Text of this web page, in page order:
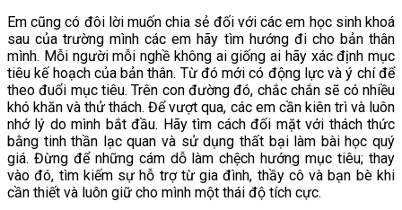
Em cũng có đôi lời muốn chia sẻ đối với các em học sinh khoá
sau của trường mình các em hãy tìm hướng đi cho bản thân
mình. Mỗi người mỗi nghề không ai giống ai hãy xác định mục
tiêu kế hoạch của bản thân. Từ đó mới có động lực và ý chí để
theo đuổi mục tiêu. Trên con đường đó, chắc chắn sẽ có nhiều
khó khăn và thử thách. Để vượt qua, các em cần kiên trì và luôn
nhớ lý do mình bắt đầu. Hãy tìm cách đối mặt với thách thức
bằng tinh thần lạc quan và sử dụng thất bại làm bài học quý
giá. Đừng để những cám dỗ làm chệch hướng mục tiêu; thay
vào đó, tìm kiếm sự hỗ trợ từ gia đình, thầy cô và bạn bè khi
cần thiết và luôn giữ cho mình một thái độ tích cực.